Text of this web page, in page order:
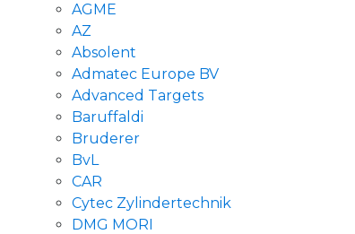
AGME
AZ
Absolent
Admatec Europe BV
Advanced Targets
Baruffaldi
Bruderer
BvL
CAR
Cytec Zylindertechnik
DMG MORI